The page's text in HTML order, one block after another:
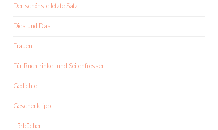
Der schönste letzte Satz
Dies und Das
Frauen
Für Buchtrinker und Seitenfresser
Gedichte
Geschenktipp
Hörbücher